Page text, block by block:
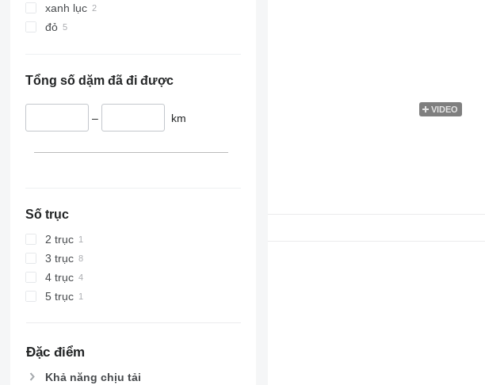
xanh lục
đỏ
Tổng số dặm đã đi được
– km
Số trục
2 trục
3 trục
4 trục
5 trục
Đặc điểm
Khả năng chịu tải
VIDEO